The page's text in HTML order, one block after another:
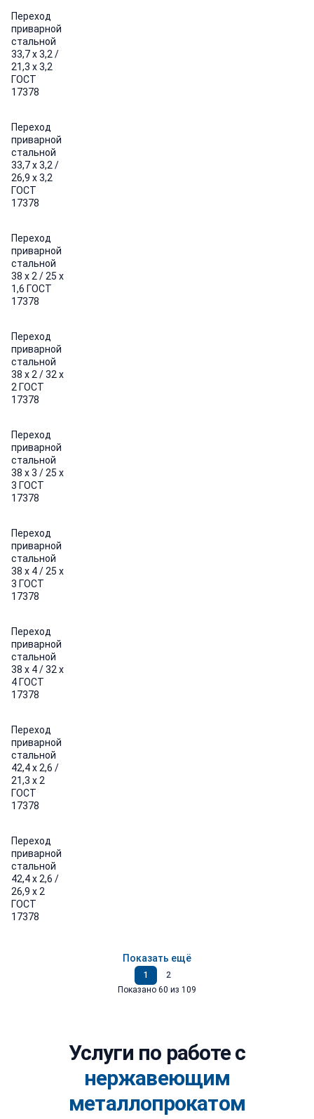
Переход
приварной
стальной
33,7 х 3,2 /
21,3 х 3,2
ГОСТ
17378
Переход
приварной
стальной
33,7 х 3,2 /
26,9 х 3,2
ГОСТ
17378
Переход
приварной
стальной
38 х 2 / 25 х
1,6 ГОСТ
17378
Переход
приварной
стальной
38 х 2 / 32 х
2 ГОСТ
17378
Переход
приварной
стальной
38 х 3 / 25 х
3 ГОСТ
17378
Переход
приварной
стальной
38 х 4 / 25 х
3 ГОСТ
17378
Переход
приварной
стальной
38 х 4 / 32 х
4 ГОСТ
17378
Переход
приварной
стальной
42,4 х 2,6 /
21,3 х 2
ГОСТ
17378
Переход
приварной
стальной
42,4 х 2,6 /
26,9 х 2
ГОСТ
17378
Показать ещё
1 2
Страница 1
Показано 60 из 109
Услуги по работе с
нержавеющим
металлопрокатом